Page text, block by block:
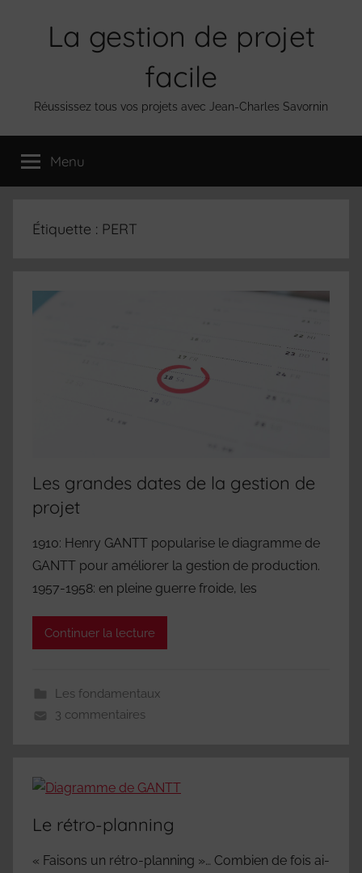
La gestion de projet
facile
Réussissez tous vos projets avec Jean-Charles Savornin
Menu
Étiquette : PERT
Les grandes dates de la gestion de
projet
1910: Henry GANTT popularise le diagramme de
GANTT pour améliorer la gestion de production.
1957-1958: en pleine guerre froide, les
Continuer la lecture
Les fondamentaux
3 commentaires
Le rétro-planning
« Faisons un rétro-planning »… Combien de fois ai-